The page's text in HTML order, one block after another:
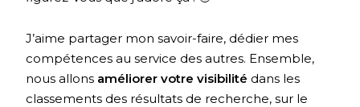
J’aime partager mon savoir-faire, dédier mes
compétences au service des autres. Ensemble,
nous allons améliorer votre visibilité dans les
classements des résultats de recherche, sur le